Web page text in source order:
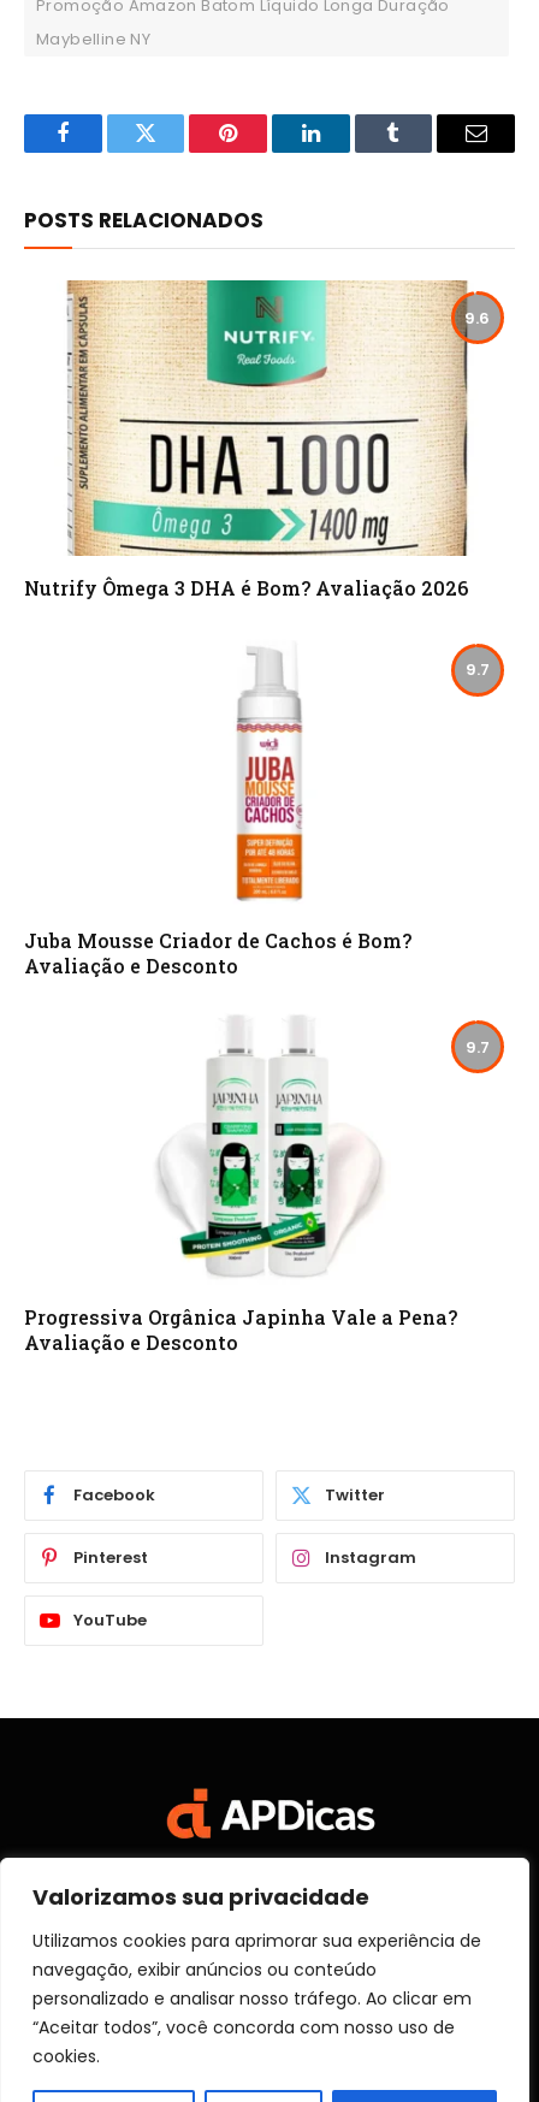
Valorizamos sua privacidade
Utilizamos cookies para aprimorar sua experiência de
navegação, exibir anúncios ou conteúdo
personalizado e analisar nosso tráfego. Ao clicar em
“Aceitar todos”, você concorda com nosso uso de
cookies.
Promoção Amazon Batom Líquido Longa Duração
Maybelline NY
FacebookTwitter Pinterest LinkedInTumblr Email
POSTS RELACIONADOS
9.6
Nutrify Ômega 3 DHA é Bom? Avaliação 2026
9.7
Juba Mousse Criador de Cachos é Bom?
Avaliação e Desconto
9.7
Progressiva Orgânica Japinha Vale a Pena?
Avaliação e Desconto
Facebook Twitter
Pinterest Instagram
YouTube
(Twitter)
SOBRE NÓS
POLITICA DE PRIVACIDADE
TERMOS DE USO